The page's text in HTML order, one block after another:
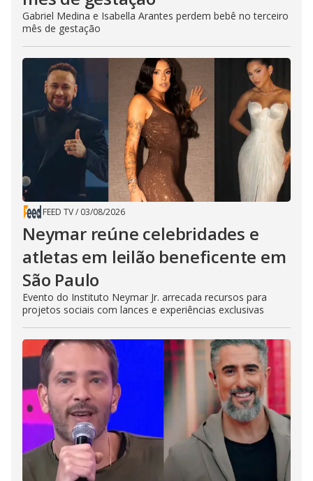
Gabriel Medina e Isabella Arantes perdem bebê no terceiro
mês de gestação
FEED TV/ 03/08/2026
Neymar reúne celebridades e
atletas em leilão beneficente em
São Paulo
Evento do Instituto Neymar Jr. arrecada recursos para
projetos sociais com lances e experiências exclusivas